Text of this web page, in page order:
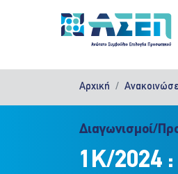
Αρχική
Διαγωνισμοί/
1Κ/2024 :